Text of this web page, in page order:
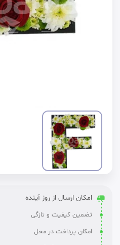
امکان ارسال از روز آینده
تضمین کیفیت و تازگی
امکان پرداخت در محل